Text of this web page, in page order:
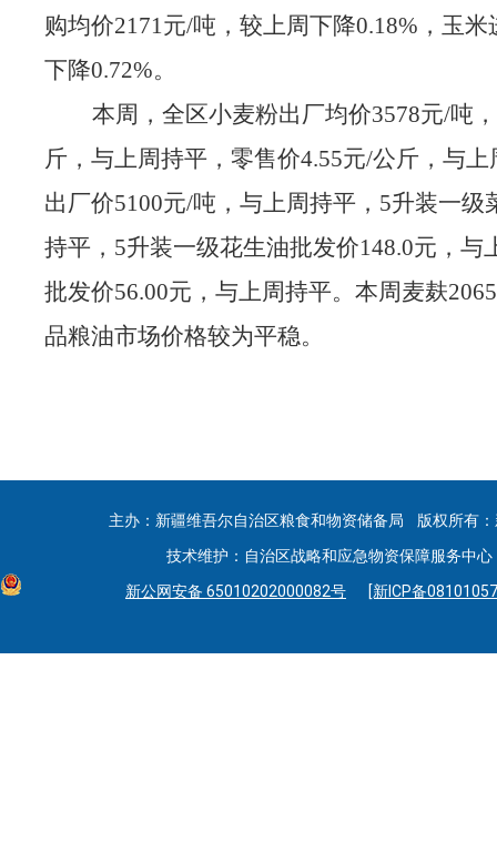
购均价2171 元/吨 ， 较上周下降0.18% ，玉
下降0.72%。
本周 ， 全区小麦粉出厂均价3578元/吨
斤 ， 与上周持平 ， 零售价4.55元/公斤，与上
出厂价5100元/吨 ， 与上周持平， 5升装一级
持平， 5升装一级花生油批发价148.0元 ， 与
批发价56.00元，与上周持平。本周麦麸2065
品粮油市场价格较为平稳。
主办：新疆维吾尔自治区粮食和物资储备局 版权所有
技术维护：自治区战略和应急物资保障服务中
新公网安备 65010202000082号
[新ICP备